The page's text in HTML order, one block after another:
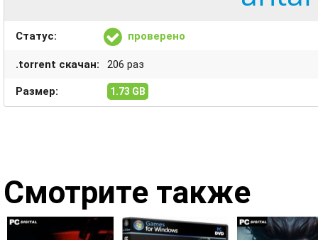
Статус: проверено
.torrent скачан: 206 раз
Размер: 1.73 GB
Смотрите также